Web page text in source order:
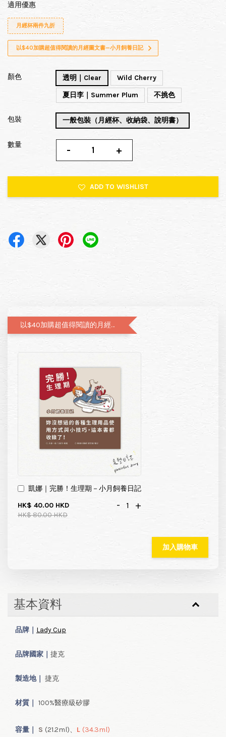
適用優惠
月經杯兩件九折
以$40加購超值得閱讀的月經圖文書—小月飼養日記
顏色 透明｜Clear
Wild Cherry
夏日李｜Summer Plum
不挑色
包裝 一般包裝（月經杯、收納袋、說明書）
數量 - +
ADD TO WISHLIST
以$40加購超值得閱讀的月經圖文書—小月飼養日記
凱娜｜完勝！生理期－小月飼養日記
HK$ 40.00 HKD
HK$ 80.00 HKD
- +
加入購物車
基本資料
品牌｜ Lady Cup
品牌國家｜ 捷克
製造地｜ 捷克
材質｜ 100%醫療級矽膠
容量 S (21.2ml)、 L (34.3ml)